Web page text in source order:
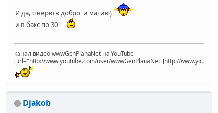
И да, я верю в добро и магию)
и в бакс по 30
канал видео wwwGenPlanaNet на YouTube
[url="http://www.youtube.com/user/wwwGenPlanaNet"]http://
Djakob